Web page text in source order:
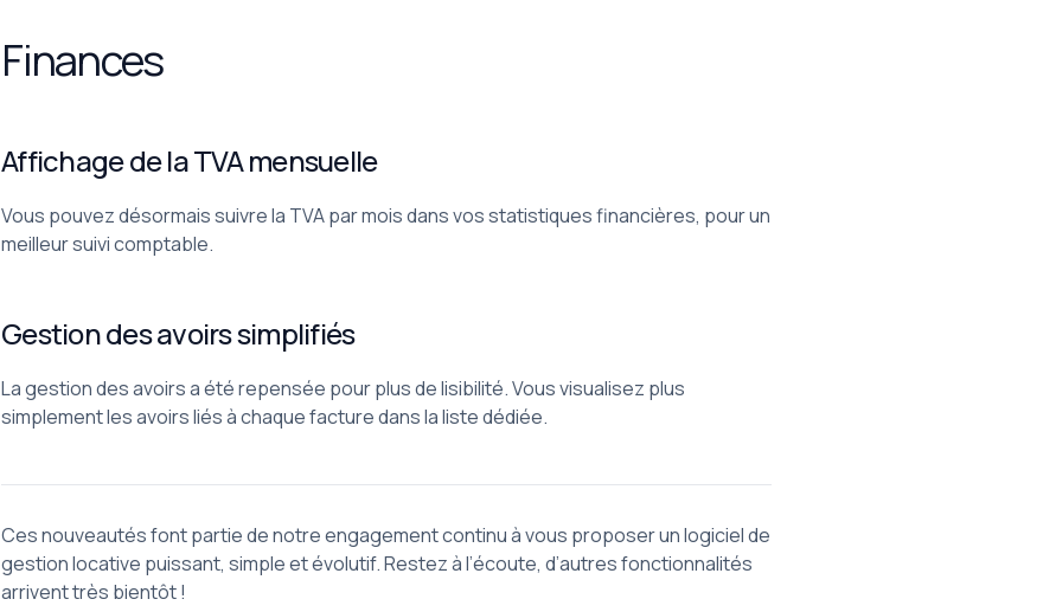
Finances
Affichage de la TVA mensuelle
Vous pouvez désormais suivre la TVA par mois dans vos statistiques financières, pour un
meilleur suivi comptable.
Gestion des avoirs simplifiés
La gestion des avoirs a été repensée pour plus de lisibilité. Vous visualisez plus
simplement les avoirs liés à chaque facture dans la liste dédiée.
Ces nouveautés font partie de notre engagement continu à vous proposer un logiciel de
gestion locative puissant, simple et évolutif. Restez à l’écoute, d’autres fonctionnalités
arrivent très bientôt !